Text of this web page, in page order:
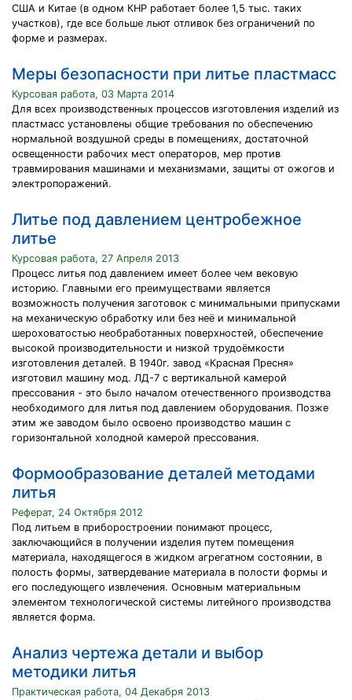
США и Китае (в одном КНР работает более 1,5 тыс. таких
участков), где все больше льют отливок без ограничений по
форме и размерах.
Меры безопасности при литье пластмасс
Курсовая работа, 03 Марта 2014
Для всех производственных процессов изготовления изделий из
пластмасс установлены общие требования по обеспечению
нормальной воздушной среды в помещениях, достаточной
освещенности рабочих мест операторов, мер против
травмирования машинами и механизмами, защиты от ожогов и
электропоражений.
Литье под давлением центробежное
литье
Курсовая работа, 27 Апреля 2013
Процесс литья под давлением имеет более чем вековую
историю. Главными его преимуществами является
возможность получения заготовок с минимальными припусками
на механическую обработку или без неё и минимальной
шероховатостью необработанных поверхностей, обеспечение
высокой производительности и низкой трудоёмкости
изготовления деталей. В 1940г. завод «Красная Пресня»
изготовил машину мод. ЛД-7 с вертикальной камерой
прессования - это было началом отечественного производства
необходимого для литья под давлением оборудования. Позже
этим же заводом было освоено производство машин с
горизонтальной холодной камерой прессования.
Формообразование деталей методами
литья
Реферат, 24 Октября 2012
Под литьем в приборостроении понимают процесс,
заключающийся в получении изделия путем помещения
материала, находящегося в жидком агрегатном состоянии, в
полость формы, затвердевание материала в полости формы и
его последующего извлечения. Основным материальным
элементом технологической системы литейного производства
является форма.
Анализ чертежа детали и выбор
методики литья
Практическая работа, 04 Декабря 2013